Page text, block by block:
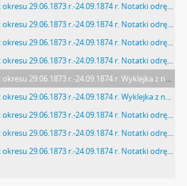
86 - Notes nr 1 z okresu 29.06.1873 r.-24.09.1874 r. Notatki odręczne Erazma Majewskiego : "[…] Pomyśleć o Historji[…]"
87 - Notes nr 1 z okresu 29.06.1873 r.-24.09.1874 r. Notatki odręczne Erazma Majewskiego z działaniami matematycznymi: "42 […]".
88 - Notes nr 1 z okresu 29.06.1873 r.-24.09.1874 r. Notatki odręczne Erazma Majewskiego dot. botaniki: "[…] B) Apetalae. Bezpłatkowe. […]".
89 - Notes nr 1 z okresu 29.06.1873 r.-24.09.1874 r. Notatki odręczne Erazma Majewskiego: "Najlepiej jak […]".
90 - Notes nr 1 z okresu 29.06.1873 r.-24.09.1874 r. Wyklejka z notatkami odręcznymi Erazma Majewskiego dot. minerałów i kamieni: "[…] Żelazisty rogowiec […]" i cyfry zapisane czerwoną kredką.
91 - Notes nr 1 z okresu 29.06.1873 r.-24.09.1874 r. Wyklejka z notatkami odręcznymi Erazma Majewskiego: "[…] Zywokost" i pieczątką Działu Dokumentacji PMA.
92 - Notes nr 1 z okresu 29.06.1873 r.-24.09.1874 r. Notatki odręczne (luzem w kieszonce tylnej okładki strona uszkodzona) Erazma Majewskiego dot. zakupów min sprzętu: "[…] 5 Mikroskopów czyli […]"
93 - Notes nr 1 z okresu 29.06.1873 r.-24.09.1874 r. Notatki odręczne (luzem w kieszonce tylnej okładki strona uszkodzona poplamiona. pogięta na górze dziurawa) Erazma Majewskiego.
94 - Notes nr 1 z okresu 29.06.1873 r.-24.09.1874 r. Notatki odręczne (luzem w kieszonce tylnej okładki) Erazma Majewskiego - lista roślin: "1) Baobab Adansonia Digitata […]"